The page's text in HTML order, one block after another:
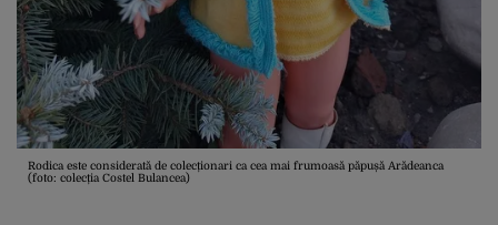
Rodica este considerată de colecționari ca cea mai frumoasă păpușă Arădeanca
(foto: colecția Costel Bulancea)